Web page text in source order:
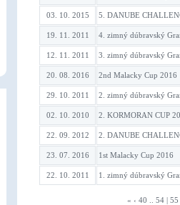
03. 10. 2015 5. DANUBE
19. 11. 2011 4. zimný dúbravský
12. 11. 2011 3. zimný dúbravský
20. 08. 2016 2nd Malacky Cup 2016
29. 10. 2011 2. zimný dúbravský
02. 10. 2010 2. KORMORAN CUP
22. 09. 2012 2. DANUBE
23. 07. 2016 1st Malacky Cup 2016
22. 10. 2011 1. zimný dúbravský
« ‹ 40 54 | 55